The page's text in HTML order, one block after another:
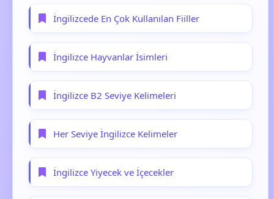
İngilizcede En Çok Kullanılan Fiiller
İngilizce Hayvanlar İsimleri
İngilizce B2 Seviye Kelimeleri
Her Seviye İngilizce Kelimeler
İngilizce Yiyecek ve İçecekler